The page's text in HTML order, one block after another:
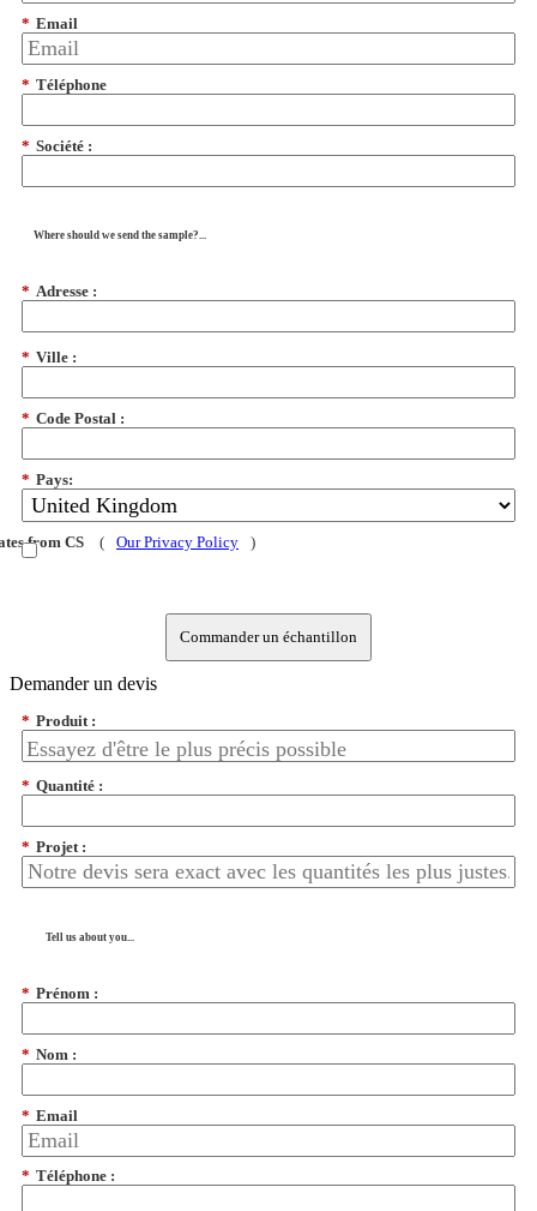
* Email
* Téléphone
* Société :
Where should we send the sample?...
* Adresse :
* Ville :
* Code Postal :
* Pays:
from CS ( Our Privacy Policy )
Commander un échantillon
Demander un devis
* Produit :
* Quantité :
* Projet :
Tell us about you...
* Prénom :
* Nom :
* Email
* Téléphone :